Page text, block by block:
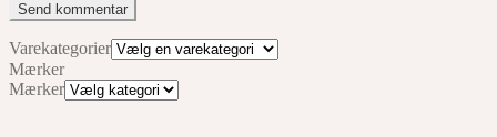
Varekategorier
Mærker
Mærker